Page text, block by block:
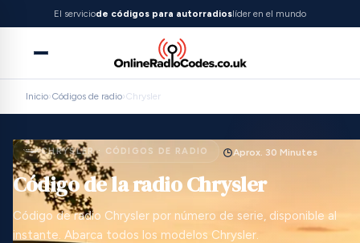
El serviciode códigos para autorradioslíder en el mundo
Inicio›Códigos de radio›Chrysler
CHRYSLER · CÓDIGOS DE RADIO Aprox. 30 Minutes
Código de la radio Chrysler
Código de radio Chrysler por número de serie, disponible al
instante. Abarca todos los modelos Chrysler.